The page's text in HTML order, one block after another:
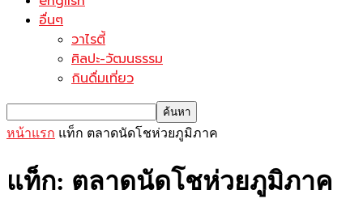
อื่นๆ
วาไรตี้
ศิลปะ-วัฒนธรรม
กินดื่มเที่ยว
หน้าแรก แท็ก ตลาดนัดโชห่วยภูมิภาค
แท็ก: ตลาดนัดโชห่วยภูมิภาค